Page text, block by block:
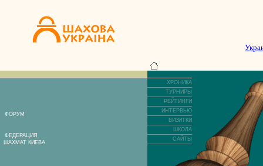
ФОРУМ
ФЕДЕРАЦИЯ
ШАХМАТ КИЕВА
ХРОНИКА
ТУРНИРЫ
РЕЙТИНГИ
ИНТЕРВЬЮ
ВИЗИТКИ
ШКОЛА
САЙТЫ